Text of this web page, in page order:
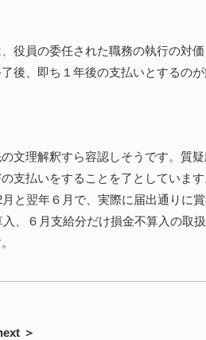
役員の委任された職務の執行の対価
後、即ち１年後の支払いとするの
文理解釈すら容認しそうです。質
支払いをすることを了としています
と翌年６月で、実際に届出通りに
、６月支給分だけ損金不算入の取
＞